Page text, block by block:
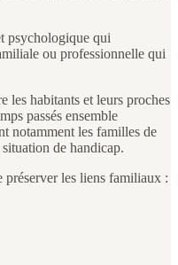
psychologique qui
ou professionnelle qui
les habitants et leurs proches
passés ensemble
notamment les familles de
de handicap.
préserver les liens familiaux :